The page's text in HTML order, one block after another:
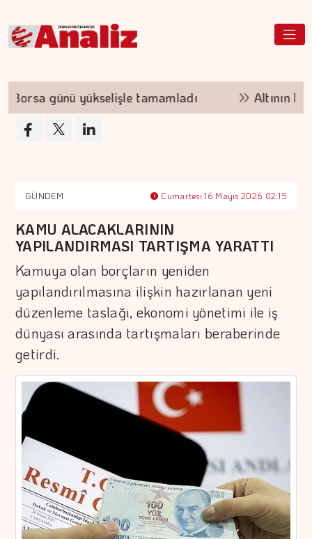
günü yükselişle tamamladı Altının
GÜNDEM Cumartesi 16 Mayıs 2026 02:15
KAMU ALACAKLARININ
YAPILANDIRMASI TARTIŞMA YARATTI
Kamuya olan borçların yeniden
yapılandırılmasına ilişkin hazırlanan yeni
düzenleme taslağı, ekonomi yönetimi ile iş
dünyası arasında tartışmaları beraberinde
getirdi.